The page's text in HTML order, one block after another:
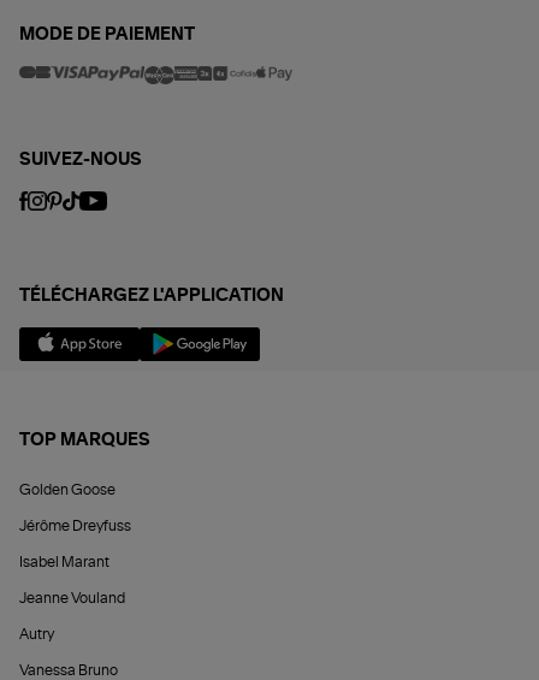
MODE DE PAIEMENT
SUIVEZ-NOUS
TÉLÉCHARGEZ L'APPLICATION
TOP MARQUES
Golden Goose
Jérôme Dreyfuss
Isabel Marant
Jeanne Vouland
Autry
Vanessa Bruno